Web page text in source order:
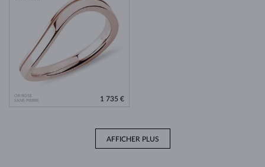
OR ROSE
SANS PIERRE
1 735 €
AFFICHER PLUS